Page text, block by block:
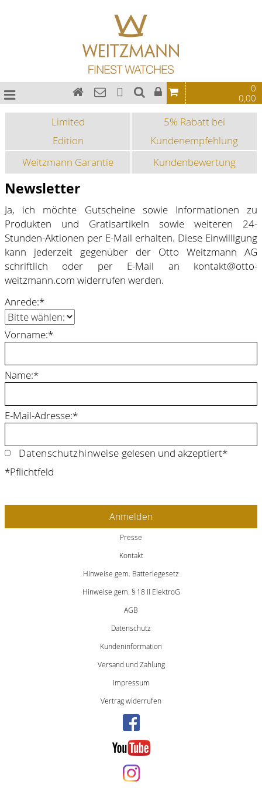
0
0,00
Limited
Edition
5% Rabatt bei
Kundenempfehlung
Weitzmann Garantie
Kundenbewertung
Newsletter
Ja, ich möchte Gutscheine sowie Informationen zu
Produkten und Gratisartikeln sowie weiteren 24-
Stunden-Aktionen per E-Mail erhalten. Diese Einwilligung
kann jederzeit gegenüber der Otto Weitzmann AG
schriftlich oder per E-Mail an kontakt@otto-
weitzmann.com widerrufen werden.
Anrede:*
Vorname:*
Name:*
E-Mail-Adresse:*
Datenschutzhinweise gelesen und akzeptiert*
*Pflichtfeld
Presse
Kontakt
Hinweise gem. Batteriegesetz
Hinweise gem. § 18 II ElektroG
AGB
Datenschutz
Kundeninformation
Versand und Zahlung
Impressum
Vertrag widerrufen